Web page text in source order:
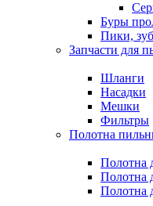
Буры
Пики,
Запчасти для
Шланги
Насадки
Мешки
Фильтры
Полотна
Полотна
Полотна
Полотна